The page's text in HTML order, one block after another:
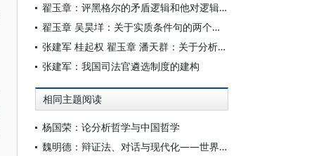
翟玉章：评黑格尔的矛盾逻辑和他对逻辑基本规律的误解
翟玉章 吴昊垟：关于实质条件句的两个问题
张建军 桂起权 翟玉章 潘天群：关于分析哲学与辩证哲学的对话
张建军：我国司法官遴选制度的建构
相同主题阅读
杨国荣：论分析哲学与中国哲学
魏明德：辩证法、对话与现代化——世界哲学语境中的中国哲学